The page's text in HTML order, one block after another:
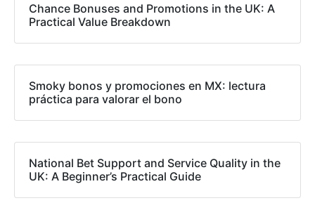
Chance Bonuses and Promotions in the UK: A
Practical Value Breakdown
Smoky bonos y promociones en MX: lectura
práctica para valorar el bono
National Bet Support and Service Quality in the
UK: A Beginner’s Practical Guide